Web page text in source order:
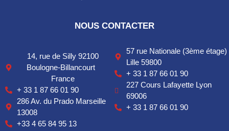
NOUS CONTACTER
14, rue de Silly 92100
Boulogne-Billancourt
France
+ 33 1 87 66 01 90
286 Av. du Prado Marseille
13008
+33 4 65 84 95 13
57 rue Nationale (3ème étage)
Lille 59800
+ 33 1 87 66 01 90
227 Cours Lafayette Lyon
69006
+ 33 1 87 66 01 90